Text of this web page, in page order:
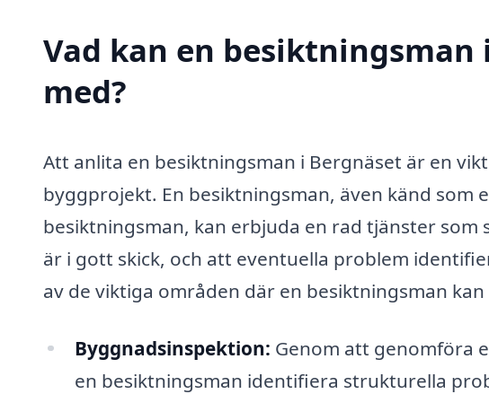
Vad kan en
med?
Att anlita en besiktningsman i Bergnäset är en
byggprojekt. En besiktningsman, även känd som
besiktningsman, kan erbjuda en rad tjänster
är i gott skick, och att eventuella problem
av de viktiga områden där en besiktningsman
Byggnadsinspektion: Genom att genomföra
en besiktningsman identifiera strukturella